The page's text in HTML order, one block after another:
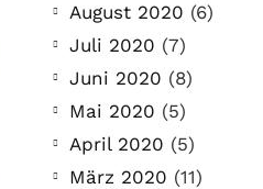
August 2020 (6)
Juli 2020 (7)
Juni 2020 (8)
Mai 2020 (5)
April 2020 (5)
März 2020 (11)